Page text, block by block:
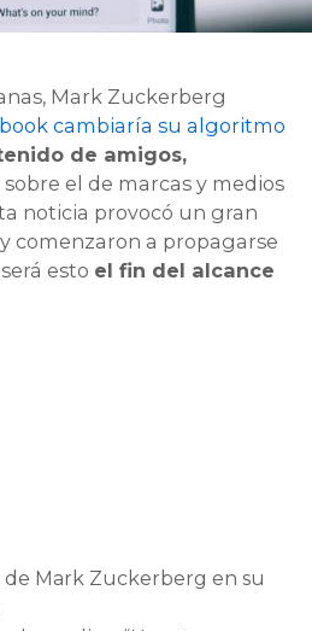
Mark Zuckerberg
cambiaría su algoritmo
de amigos,
sobre el de marcas y medios
noticia provocó un gran
comenzaron a propagarse
esto el fin del alcance
Mark Zuckerberg en su